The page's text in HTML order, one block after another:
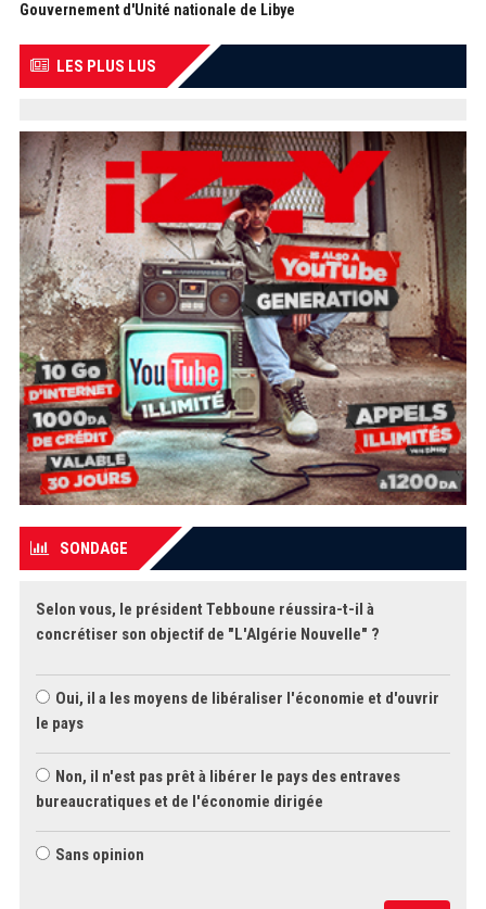
Gouvernement d'Unité nationale de Libye
LES PLUS LUS
SONDAGE
Selon vous, le président Tebboune réussira-t-il à
concrétiser son objectif de "L'Algérie Nouvelle" ?
Oui, il a les moyens de libéraliser l'économie et d'ouvrir
le pays
Non, il n'est pas prêt à libérer le pays des entraves
bureaucratiques et de l'économie dirigée
Sans opinion